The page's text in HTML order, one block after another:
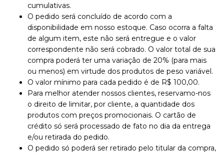
cumulativas.
O pedido será concluído de acordo com a
disponibilidade em nosso estoque. Caso ocorra a falta
de algum item, este não será entregue e o valor
correspondente não será cobrado. O valor total de sua
compra poderá ter uma variação de 20% (para mais
ou menos) em virtude dos produtos de peso variável.
O valor mínimo para cada pedido é de R$ 100,00.
Para melhor atender nossos clientes, reservamo-nos
o direito de limitar, por cliente, a quantidade dos
produtos com preços promocionais. O cartão de
crédito só será processado de fato no dia da entrega
e/ou retirada do pedido.
O pedido só poderá ser retirado pelo titular da compra,